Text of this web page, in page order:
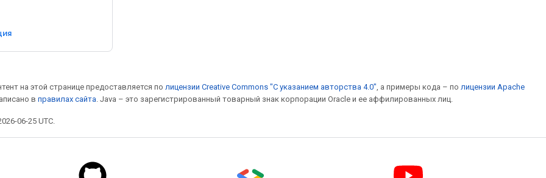
на этой странице предоставляется по лицензии Creative Commons "С указанием авторства 4.0", а примеры кода – по лицензии Apache
в правилах сайта. Java – это зарегистрированный товарный знак корпорации Oracle и ее аффилированных лиц.
06-25 UTC.